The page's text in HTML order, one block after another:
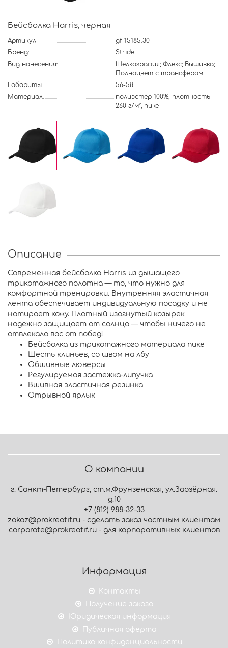
Бейсболка Harris, черная
Артикул
gf-15185.30
Бренд:
Stride
Вид нанесения:
Шелкография; Флекс; Вышивка;
Полноцвет с трансфером
Габариты:
56-58
Материал:
полиэстер 100%, плотность
260 г/м²; пике
Описание
Современная бейсболка Harris из дышащего
трикотажного полотна — то, что нужно для
комфортной тренировки. Внутренняя эластичная
лента обеспечивает индивидуальную посадку и не
натирает кожу. Плотный изогнутый козырек
надежно защищает от солнца — чтобы ничего не
отвлекало вас от побед!
Бейсболка из трикотажного материала пике
Шесть клиньев, со швом на лбу
Обшивные люверсы
Регулируемая застежка-липучка
Вшивная эластичная резинка
Отрывной ярлык
О компании
г. Санкт-Петербург, ст.м.Фрунзенская, ул.Заозёрная.
д.10
+7 (812) 988-32-33
zakaz@prokreatif.ru - сделать заказ частным клиентам
corporate@prokreatif.ru - для корпоративных клиентов
Информация
Контакты
Получение заказа
Юридическая информация
Публичная оферта
Политика конфиденциальности